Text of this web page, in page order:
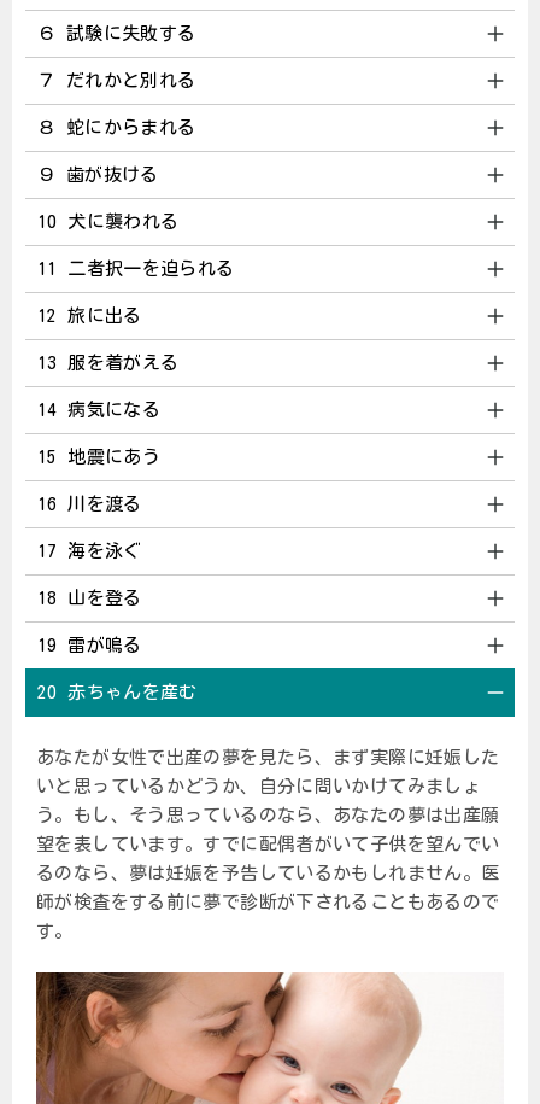
６ 試験に失敗する
７ だれかと別れる
８ 蛇にからまれる
９ 歯が抜ける
10 犬に襲われる
11 二者択一を迫られる
12 旅に出る
13 服を着がえる
14 病気になる
15 地震にあう
16 川を渡る
17 海を泳ぐ
18 山を登る
19 雷が鳴る
20 赤ちゃんを産む
あなたが女性で出産の夢を見たら、まず実際に妊娠した
いと思っているかどうか、自分に問いかけてみましょ
う。もし、そう思っているのなら、あなたの夢は出産願
望を表しています。すでに配偶者がいて子供を望んでい
るのなら、夢は妊娠を予告しているかもしれません。医
師が検査をする前に夢で診断が下されることもあるので
す。